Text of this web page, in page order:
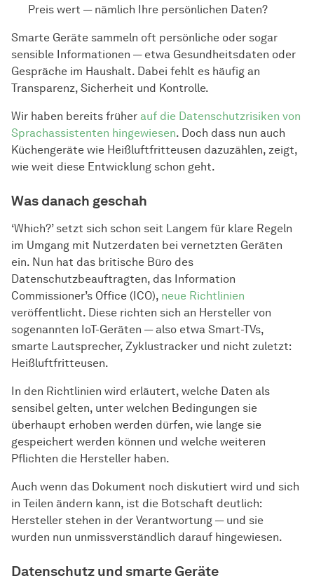
Preis wert — nämlich Ihre persönlichen Daten?
Smarte Geräte sammeln oft persönliche oder sogar
sensible Informationen — etwa Gesundheitsdaten oder
Gespräche im Haushalt. Dabei fehlt es häufig an
Transparenz, Sicherheit und Kontrolle.
Wir haben bereits früher auf die Datenschutzrisiken von
Sprachassistenten hingewiesen. Doch dass nun auch
Küchengeräte wie Heißluftfritteusen dazuzählen, zeigt,
wie weit diese Entwicklung schon geht.
Was danach geschah
‘Which?’ setzt sich schon seit Langem für klare Regeln
im Umgang mit Nutzerdaten bei vernetzten Geräten
ein. Nun hat das britische Büro des
Datenschutzbeauftragten, das Information
Commissioner’s Office (ICO), neue Richtlinien
veröffentlicht. Diese richten sich an Hersteller von
sogenannten IoT-Geräten — also etwa Smart-TVs,
smarte Lautsprecher, Zyklustracker und nicht zuletzt:
Heißluftfritteusen.
In den Richtlinien wird erläutert, welche Daten als
sensibel gelten, unter welchen Bedingungen sie
überhaupt erhoben werden dürfen, wie lange sie
gespeichert werden können und welche weiteren
Pflichten die Hersteller haben.
Auch wenn das Dokument noch diskutiert wird und sich
in Teilen ändern kann, ist die Botschaft deutlich:
Hersteller stehen in der Verantwortung — und sie
wurden nun unmissverständlich darauf hingewiesen.
Datenschutz und smarte Geräte